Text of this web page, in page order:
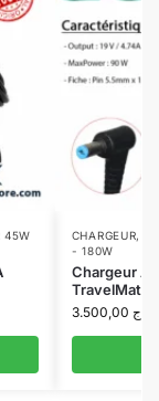
45W
CHARGEUR,
- 180W
Chargeur
TravelMate,
د.ج